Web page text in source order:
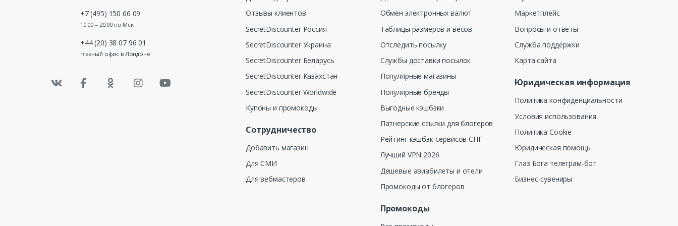
+7 (495) 150 66 09
10:00 – 20:00 по Мск
+44 (20) 38 07 96 01
главный офис в Лондоне
Отзывы клиентов
SecretDiscounter Россия
SecretDiscounter Украина
SecretDiscounter Беларусь
SecretDiscounter Казахстан
SecretDiscounter Worldwide
Купоны и промокоды
Сотрудничество
Добавить магазин
Для СМИ
Для вебмастеров
Обмен электронных валют
Таблицы размеров и весов
Отследить посылку
Службы доставки посылок
Популярные магазины
Популярные бренды
Выгодные кэшбэки
Патнерские ссылки для блогеров
Рейтинг кэшбэк-сервисов СНГ
Лучший VPN 2026
Дешевые авиабилеты и отели
Промокоды от блогеров
Промокоды
Маркетплейс
Вопросы и ответы
Служба поддержки
Карта сайта
Юридическая информация
Политика конфиденциальности
Условия использования
Политика Cookie
Юридическая помощь
Глаз Бога телеграм-бот
Бизнес-сувениры